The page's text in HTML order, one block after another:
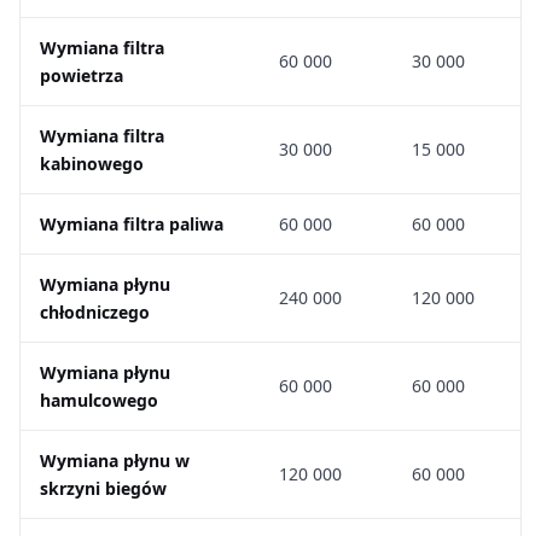
Wymiana filtra
powietrza
60 000 30 000
Wymiana filtra
kabinowego
30 000 15 000
Wymiana filtra paliwa 60 000 60 000
Wymiana płynu
chłodniczego
240 000 120 000
Wymiana płynu
hamulcowego
60 000 60 000
Wymiana płynu w
skrzyni biegów
120 000 60 000